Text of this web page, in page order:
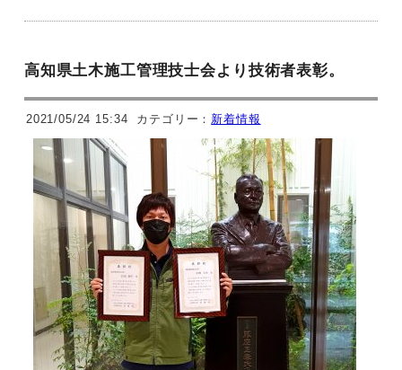
高知県土木施工管理技士会より技術者表彰。
2021/05/24 15:34 カテゴリー： 新着情報